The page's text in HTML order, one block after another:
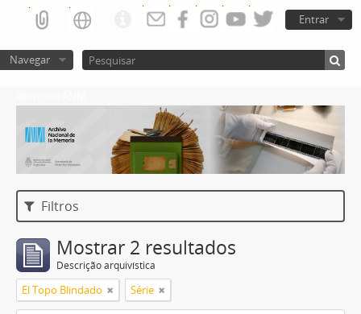
Entrar
Navegar
Filtros
Mostrar 2 resultados
Descrição arquivística
El Topo Blindado Série